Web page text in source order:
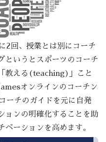
2回、授業とは別にコーチ
というとスポーツのコーチ
教える(teaching)」こと
オンラインのコーチン
ーチのガイドを元に自発
ョンの明確化することを助
ベーションを高めます。